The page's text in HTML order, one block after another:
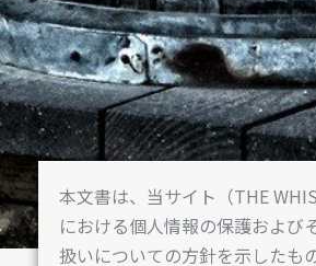
本文書は、当サイト（THE
における個人情報の保護および
扱いについての方針を示したもの